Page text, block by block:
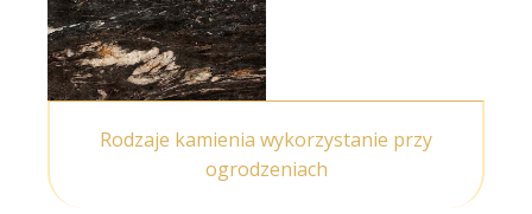
Rodzaje kamienia wykorzystanie przy
ogrodzeniach